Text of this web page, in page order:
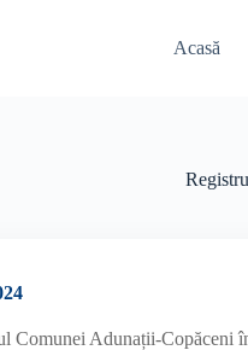
Acasă
Comunei Adunații-Copăceni